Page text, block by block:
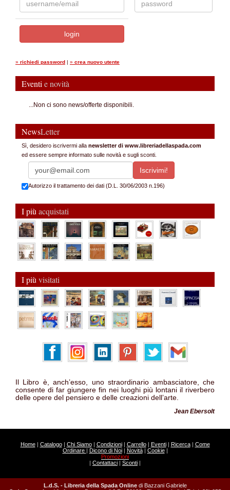
» richiedi password | » crea nuovo utente
Eventi e novità
...Non ci sono news/offerte disponibili.
NewsLetter
Sì, desidero iscrivermi alla newsletter di www.libreriadellaspada.com
ed essere sempre informato sulle novità e sugli sconti.
Autorizzo il trattamento dei dati (D.L. 30/06/2003 n.196)
I più acquistati
I più visitati
Il Libro è, anch’esso, uno straordinario ambasciatore, che
consente di far giungere fin nei luoghi più lontani il riverbero
delle opere del pensiero e delle creazioni dell’arte.
Jean Ebersolt
Home| Catalogo| Chi Siamo| Condizioni| Carrello| Eventi| Ricerca| Come
Ordinare | Dicono di Noi| Novità| Cookie|
Promozioni
| Contattaci | Sconti |
L.d.S. - Libreria della Spada Online di Bazzani Gabriele